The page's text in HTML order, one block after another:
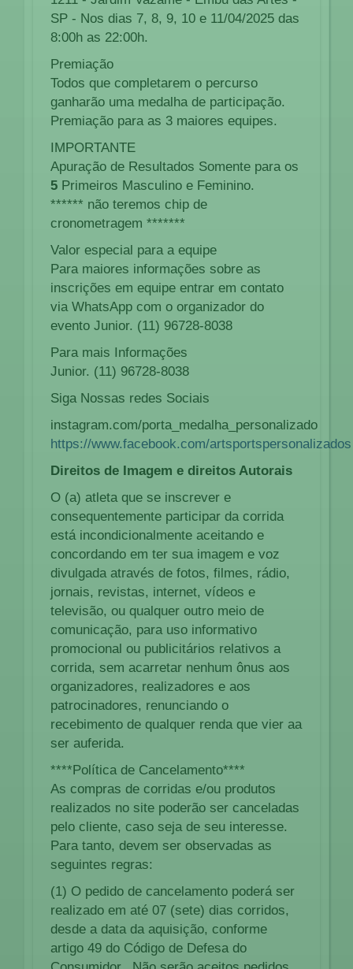
SP - Nos dias 7, 8, 9, 10 e 11/04/2025 das
8:00h as 22:00h.
Premiação
Todos que completarem o percurso
ganharão uma medalha de participação.
Premiação para as 3 maiores equipes.
IMPORTANTE
Apuração de Resultados Somente para os
5 Primeiros Masculino e Feminino.
****** não teremos chip de
cronometragem *******
Valor especial para a equipe
Para maiores informações sobre as
inscrições em equipe entrar em contato
via WhatsApp com o organizador do
evento Junior. (11) 96728-8038
Para mais Informações
Junior. (11) 96728-8038
Siga Nossas redes Sociais
instagram.com/porta_medalha_personalizado
https://www.facebook.com/artsportspersonalizados
Direitos de Imagem e direitos Autorais
O (a) atleta que se inscrever e
consequentemente participar da corrida
está incondicionalmente aceitando e
concordando em ter sua imagem e voz
divulgada através de fotos, filmes, rádio,
jornais, revistas, internet, vídeos e
televisão, ou qualquer outro meio de
comunicação, para uso informativo
promocional ou publicitários relativos a
corrida, sem acarretar nenhum ônus aos
organizadores, realizadores e aos
patrocinadores, renunciando o
recebimento de qualquer renda que vier aa
ser auferida.
****Política de Cancelamento****
As compras de corridas e/ou produtos
realizados no site poderão ser canceladas
pelo cliente, caso seja de seu interesse.
Para tanto, devem ser observadas as
seguintes regras:
(1) O pedido de cancelamento poderá ser
realizado em até 07 (sete) dias corridos,
desde a data da aquisição, conforme
artigo 49 do Código de Defesa do